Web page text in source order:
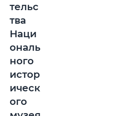
тельс
тва
Наци
ональ
ного
истор
ическ
ого